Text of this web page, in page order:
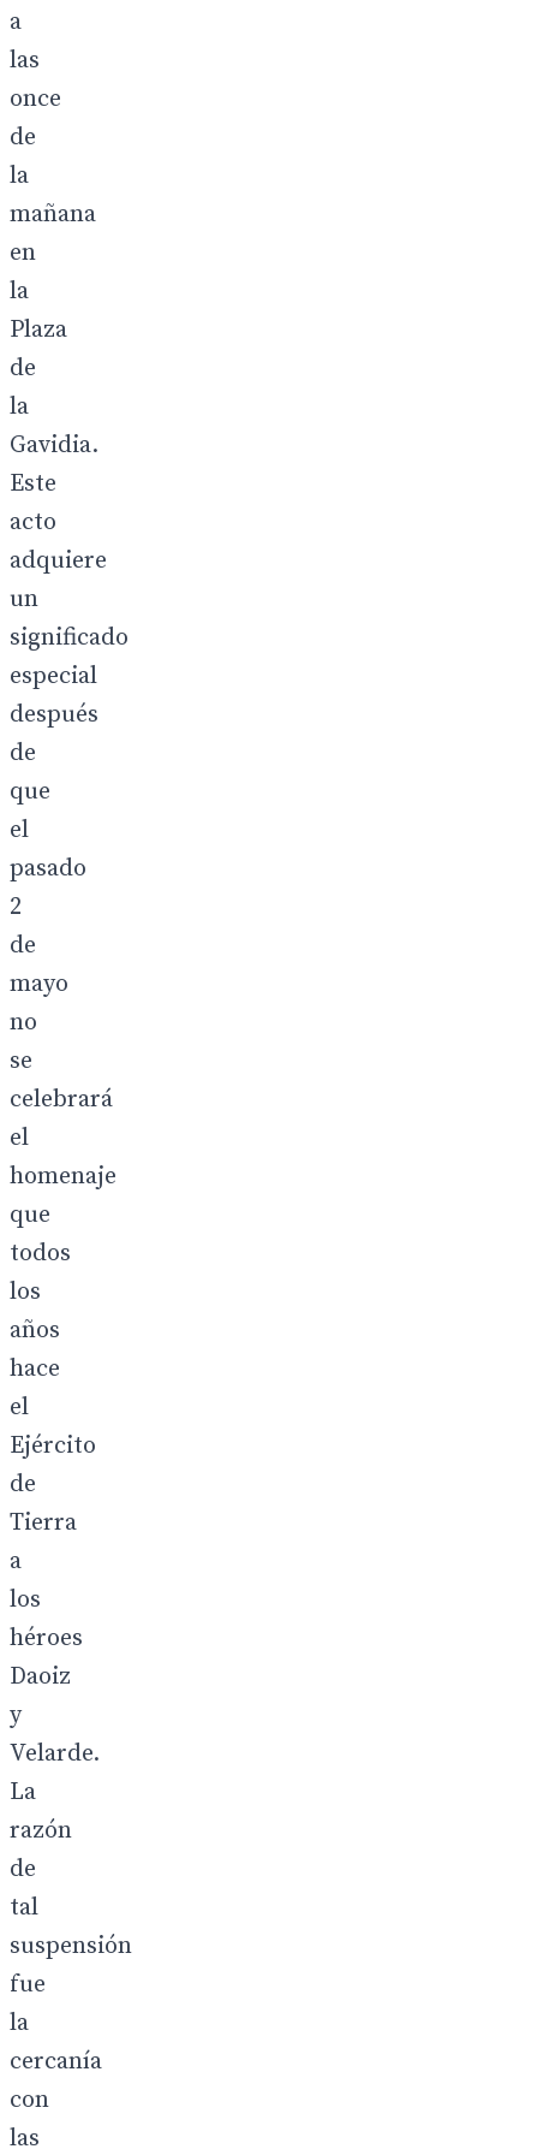
a
las
once
de
la
mañana
en
la
Plaza
de
la
Gavidia.
Este
acto
adquiere
un
significado
especial
después
de
que
el
pasado
2
de
mayo
no
se
celebrará
el
homenaje
que
todos
los
años
hace
el
Ejército
de
Tierra
a
los
héroes
Daoiz
y
Velarde.
La
razón
de
tal
suspensión
fue
la
cercanía
con
las